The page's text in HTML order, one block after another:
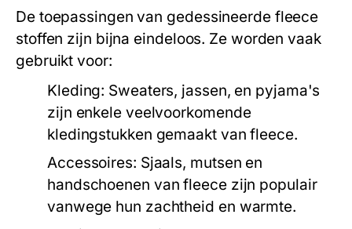
De toepassingen van gedessineerde fleece
stoffen zijn bijna eindeloos. Ze worden vaak
gebruikt voor:
Kleding: Sweaters, jassen, en pyjama's
zijn enkele veelvoorkomende
kledingstukken gemaakt van fleece.
Accessoires: Sjaals, mutsen en
handschoenen van fleece zijn populair
vanwege hun zachtheid en warmte.